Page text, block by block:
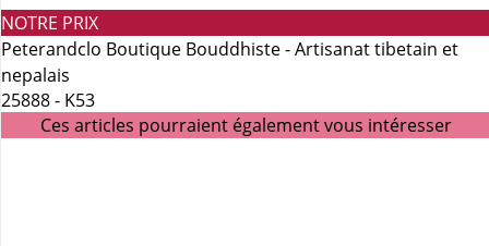
NOTRE PRIX
Peterandclo Boutique Bouddhiste - Artisanat tibetain et
nepalais
25888 - K53
Ces articles pourraient également vous intéresser